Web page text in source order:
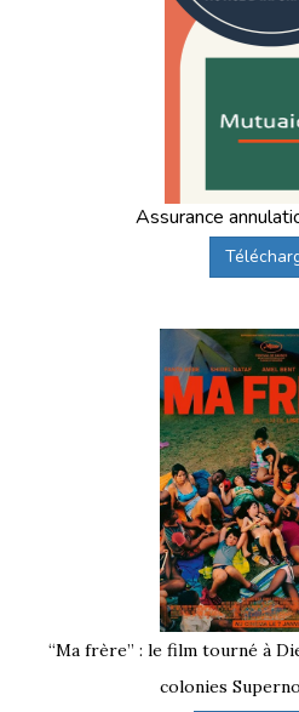
Assurance
“Ma frère” : le film tourné à
colonies